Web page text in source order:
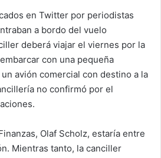
en Twitter por periodistas
a bordo del vuelo
deberá viajar el viernes por la
con una pequeña
avión comercial con destino a la
no confirmó por el
Olaf Scholz, estaría entre
Mientras tanto, la canciller